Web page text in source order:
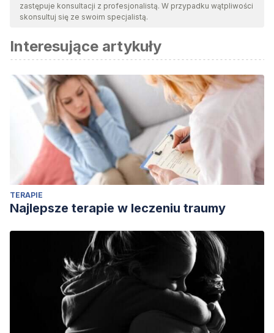
jakości, wiarygodności, aktualności i ważności. Bibliografia
względem naukowym lub akademickim.
Betsey Stevenson, & Justin Wolfers. (2008). Economic
Growth and Subjective Well-Being: Reassessing the
Easterlin Paradox. Brookings Papers on Economic Activity.
https://doi.org/10.1353/eca.0.0001
Clark, A. E., Frijters, P., & Shields, M. A. (2008). Relative
Income, Happiness, and Utility: An Explanation for the
Easterlin Paradox and Other Puzzles. Journal of Economic
Literature. https://doi.org/10.1257/jel.46.1.95
Frank, R. H. (2012). The Easterlin Paradox revisited.
Emotion. https://doi.org/10.1037/a0029969
zastępuje konsultacji z profesjonalistą. W przypadku wątpliwości
skonsultuj się ze swoim specjalistą.
Interesujące artykuły
TERAPIE
Najlepsze terapie w leczeniu traumy